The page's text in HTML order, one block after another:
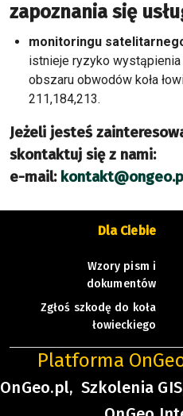
zapoznania się
monitoringu
istnieje ryzyko
obszaru obwodów koła
211,184,213.
Jeżeli jesteś
skontaktuj się z nami:
e-mail:
Dla Ciebie
Wzory pism i
dokumentów
Zgłoś szkodę do koła
łowieckiego
Platforma
OnGeo.pl, Szkolenia